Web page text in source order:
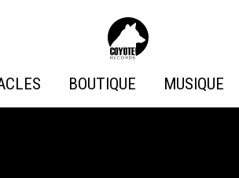
Records
BOUTIQUE MUSIQUE